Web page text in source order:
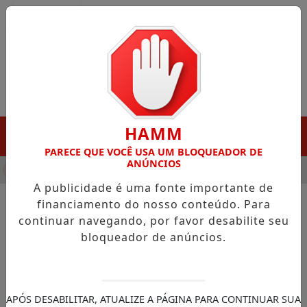
EM PORTO GRANDE COM ATUAÇÃO VOLTADA AO
NOTÍCIAS/POLÍTICOS EM FOCO
Demora do Ibama na Margem
R$ 4 milhões por dia, alerta
HAMM
PARECE QUE VOCÊ USA UM BLOQUEADOR DE
ANÚNCIOS
A publicidade é uma fonte importante de
financiamento do nosso conteúdo. Para
continuar navegando, por favor desabilite seu
bloqueador de anúncios.
APÓS DESABILITAR, ATUALIZE A PÁGINA PARA CONTINUAR SUA